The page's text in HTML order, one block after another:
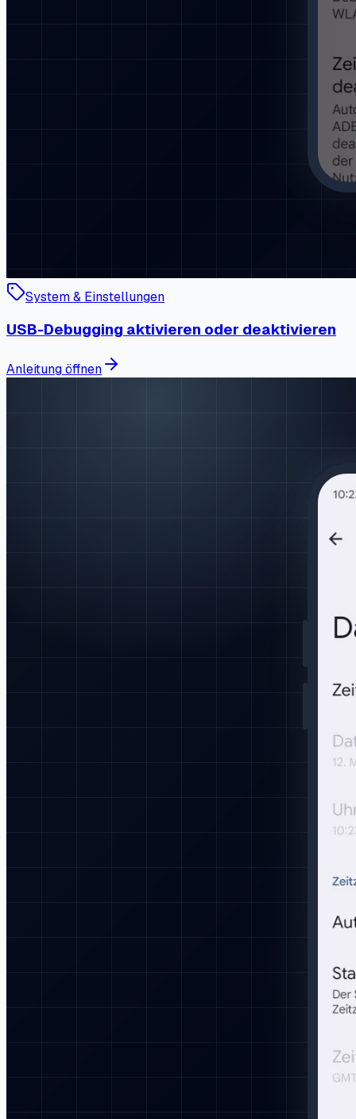
System & Einstellungen
USB-Debugging aktivieren oder deaktivieren
Anleitung öffnen